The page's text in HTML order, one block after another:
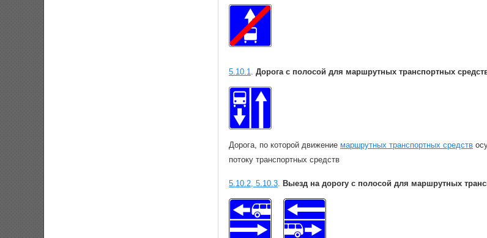
5.10.1. Дорога с полосой для маршрутных транспортных
Дорога, по которой движение маршрутных транспортных средств
потоку транспортных средств
5.10.2, 5.10.3. Выезд на дорогу с полосой для маршрутных